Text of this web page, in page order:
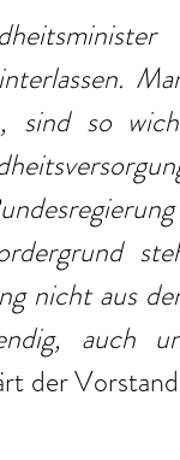
sind so
nicht aus
auch
der